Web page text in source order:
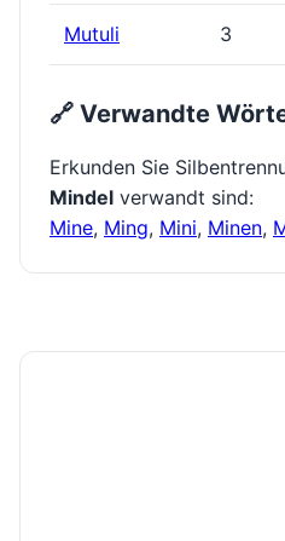
Mutuli 3
🔗 Verwandte
Erkunden Sie
Mindel verwandt sind:
Mine, Ming, Mini, Minen,